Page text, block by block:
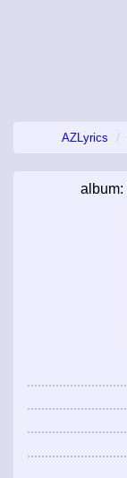
AZLyrics
album: